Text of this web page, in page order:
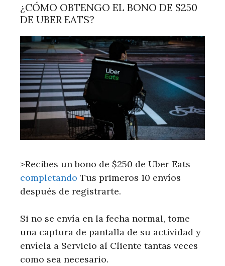
¿CÓMO OBTENGO EL BONO DE $250
DE UBER EATS?
>Recibes un bono de $250 de Uber Eats
completando Tus primeros 10 envíos
después de registrarte.
Si no se envía en la fecha normal, tome
una captura de pantalla de su actividad y
envíela a Servicio al Cliente tantas veces
como sea necesario.